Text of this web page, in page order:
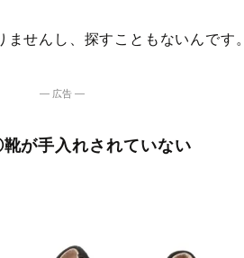
せんし、探すこともないんです。
― 広告 ―
が手入れされていない